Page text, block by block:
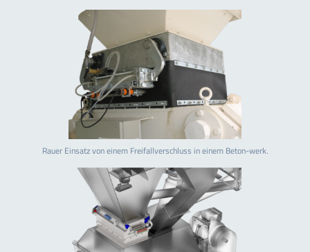
Rauer Einsatz von einem Freifallverschluss in einem Beton-werk.